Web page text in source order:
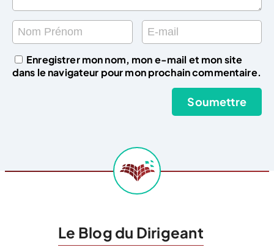
Enregistrer mon nom, mon e-mail et mon site
dans le navigateur pour mon prochain commentaire.
Le Blog du Dirigeant